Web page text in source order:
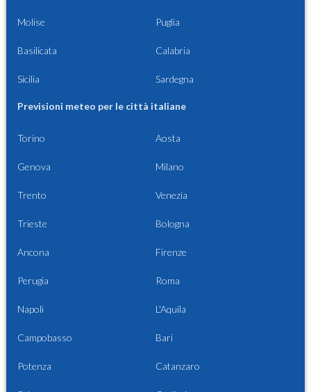
Molise Puglia
Basilicata Calabria
Sicilia Sardegna
Previsioni meteo per le città italiane
Torino Aosta
Genova Milano
Trento Venezia
Trieste Bologna
Ancona Firenze
Perugia Roma
Napoli L'Aquila
Campobasso Bari
Potenza Catanzaro